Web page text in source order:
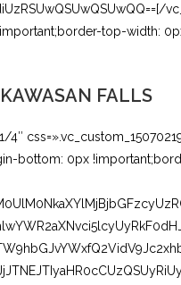
top-width:
KAWASAN FALLS
bottom: 0px